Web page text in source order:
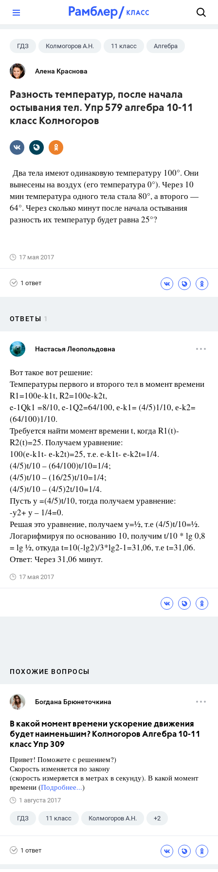
ГДЗ Колмогоров А.Н. 11 класс Алгебра
Алена Краснова
Разность температур, после начала
остывания тел. Упр 579 алгебра 10-11
класс Колмогоров
Два тела имеют одинаковую температуру 100°. Они
вынесены на воздух (его температура 0°). Через 10
мин температура одного тела стала 80°, а второго —
64°. Через сколько минут после начала остывания
разность их температур будет равна 25°?
17 мая 2017
1 ответ
ОТВЕТЫ 1
Настасья Леопольдовна
Вот такое вот решение:
Температуры первого и второго тел в момент времени
R1=100е-k1t, R2=100e-k2t,
e-1Qk1 =8/10, e-1Q2=64/100, е-k1= (4/5)1/10, е-k2=
(64/100)1/10.
Требуется найти момент времени t, когда R1(t)-
R2(t)=25. Получаем уравнение:
100(е-k1t- е-k2t)=25, т.е. е-k1t- е-k2t=1/4.
(4/5)t/10 – (64/100)t/10=1/4;
(4/5)t/10 – (16/25)t/10=1/4;
(4/5)t/10 – (4/5)2t/10=1/4.
Пусть у =(4/5)t/10, тогда получаем уравнение:
-у2+ у – 1/4=0.
Решая это уравнение, получаем у=½, т.е (4/5)t/10=½.
Логарифмируя по основанию 10, получим t/10 * lg 0,8
= lg ½, откуда t=10(-lg2)/3*lg2-1=31,06, т.е t=31,06.
Ответ: Через 31,06 минут.
17 мая 2017
ПОХОЖИЕ ВОПРОСЫ
Богдана Брюнеточкина
В какой момент времени ускорение движения
будет наименьшим? Колмогоров Алгебра 10-11
класс Упр 309
Привет! Поможете с решением?)
Скорость изменяется по закону
(скорость измеряется в метрах в секунду). В какой момент
времени (Подробнее...)
1 августа 2017
ГДЗ 11 класс Колмогоров А.Н. +2
1 ответ